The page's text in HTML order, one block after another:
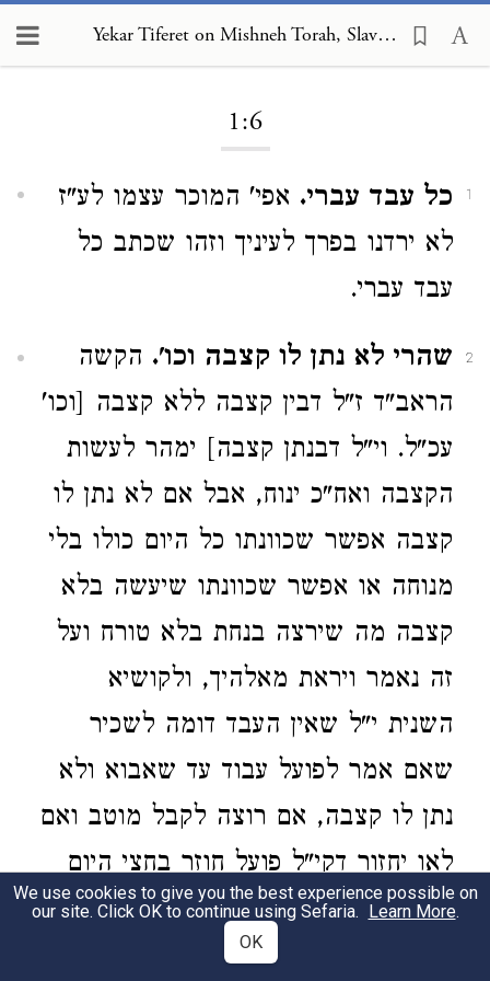
Yekar Tiferet on Mishneh Torah, Slaves 1:6
1:6
1 כל עבד עברי. אפי' המוכר עצמו לע"ז
לא ירדנו בפרך לעיניך וזהו שכתב כל
עבד עברי.
2 שהרי לא נתן לו קצבה וכו'. הקשה
הראב"ד ז"ל דבין קצבה ללא קצבה [וכו'
עכ"ל. וי"ל דבנתן קצבה] ימהר לעשות
הקצבה ואח"כ ינוח, אבל אם לא נתן לו
קצבה אפשר שכוונתו כל היום כולו בלי
מנוחה או אפשר שכוונתו שיעשה בלא
קצבה מה שירצה בנחת בלא טורח ועל
זה נאמר ויראת מאלהיך, ולקושיא
השנית י"ל שאין העבד דומה לשכיר
שאם אמר לפועל עבוד עד שאבוא ולא
נתן לו קצבה, אם רוצה לקבל מוטב ואם
לאו יחזור דקי"ל פועל חוזר בחצי היום
ובפועל לא נאמר ויראת מאלהיך אבל
עבד אינו יכול לחזור בו, ולפיכך אמרה
We use cookies to give you the best experience possible on
our site. Click OK to continue using Sefaria. Learn More.
OK